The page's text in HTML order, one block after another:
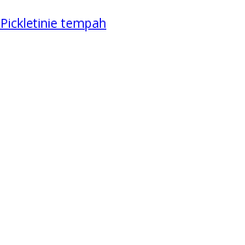
Pickletinie tempah